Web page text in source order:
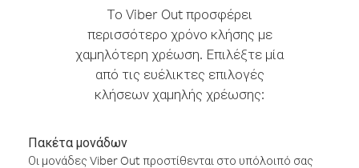
Το Viber Out προσφέρει
περισσότερο χρόνο κλήσης με
χαμηλότερη χρέωση. Επιλέξτε μία
από τις ευέλικτες επιλογές
κλήσεων χαμηλής χρέωσης:
Πακέτα μονάδων
Οι μονάδες Viber Out προστίθενται στο υπόλοιπό σας